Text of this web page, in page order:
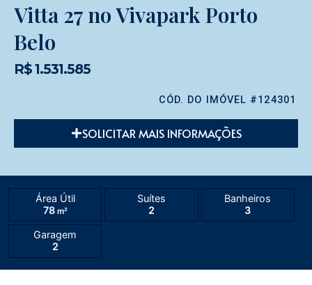
Vitta 27 no Vivapark Porto
Belo
R$ 1.531.585
CÓD. DO IMÓVEL #124301
SOLICITAR MAIS INFORMAÇÕES
Área Útil
78m²
Suítes
2
Banheiros
3
Garagem
2